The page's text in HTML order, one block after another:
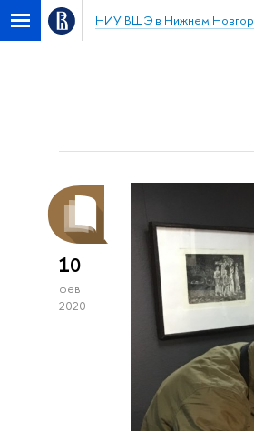
НИУ ВШЭ в Нижнем
10
фев
2020